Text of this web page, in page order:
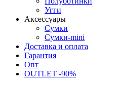
Угги
Аксессуары
Сумки
Сумки-mini
Доставка и оплата
Гарантия
Опт
OUTLET -90%